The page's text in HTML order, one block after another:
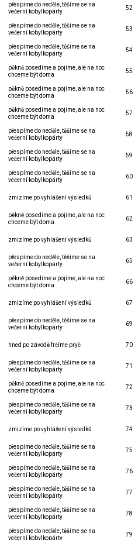
přespíme do neděle, těšíme se na
večerní kobylkopárty
52
přespíme do neděle, těšíme se na
večerní kobylkopárty
53
přespíme do neděle, těšíme se na
večerní kobylkopárty
54
pěkně posedíme a pojíme, ale na noc
chceme být doma
55
pěkně posedíme a pojíme, ale na noc
chceme být doma
56
pěkně posedíme a pojíme, ale na noc
chceme být doma
57
přespíme do neděle, těšíme se na
večerní kobylkopárty
58
přespíme do neděle, těšíme se na
večerní kobylkopárty
59
přespíme do neděle, těšíme se na
večerní kobylkopárty
60
zmizíme po vyhlášení výsledků 61
pěkně posedíme a pojíme, ale na noc
chceme být doma
62
zmizíme po vyhlášení výsledků 63
přespíme do neděle, těšíme se na
večerní kobylkopárty
65
pěkně posedíme a pojíme, ale na noc
chceme být doma
66
zmizíme po vyhlášení výsledků 67
přespíme do neděle, těšíme se na
večerní kobylkopárty
69
hned po závodě frčíme pryč 70
přespíme do neděle, těšíme se na
večerní kobylkopárty
71
pěkně posedíme a pojíme, ale na noc
chceme být doma
72
přespíme do neděle, těšíme se na
večerní kobylkopárty
73
zmizíme po vyhlášení výsledků 74
přespíme do neděle, těšíme se na
večerní kobylkopárty
75
přespíme do neděle, těšíme se na
večerní kobylkopárty
76
přespíme do neděle, těšíme se na
večerní kobylkopárty
77
přespíme do neděle, těšíme se na
večerní kobylkopárty
78
přespíme do neděle, těšíme se na
večerní kobylkopárty
79